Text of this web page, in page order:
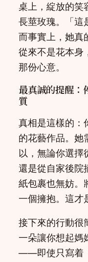
桌上，綻放的笑
長莖玫瑰。「這
而事實上，她真
從來不是花本身
那份心意。
最真誠的提醒：
質
真相是這樣的：
的花藝作品。她
以，無論你選擇
還是從自家後院
紙包裹也無妨。
一個擁抱。這才
接下來的行動很
一朵讓你想起媽
——即使只寫着